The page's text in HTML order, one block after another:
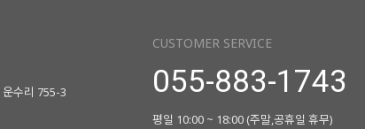
운수리 755-3
CUSTOMER SERVICE
055-883-1743
평일 10:00 ~ 18:00 (주말,공휴일 휴무)